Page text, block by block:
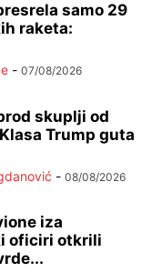
samo 29
raketa:
- 07/08/2026
skuplji od
Trump guta
- 08/08/2026
iza
oficiri otkrili